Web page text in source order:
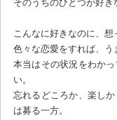
そのうちのひとつが好き
こんなに好きなのに、想
色々な恋愛をすれば、う
本当はその状況をわか
い。
忘れるどころか、楽し
は募る一方。